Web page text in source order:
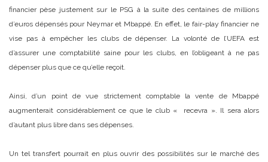
financier pèse justement sur le PSG à la suite des centaines de millions
d’euros dépensés pour Neymar et Mbappé. En effet, le fair-play financier ne
vise pas à empêcher les clubs de dépenser. La volonté de l’UEFA est
d’assurer une comptabilité saine pour les clubs, en l’obligeant à ne pas
dépenser plus que ce qu’elle reçoit.
Ainsi, d’un point de vue strictement comptable la vente de Mbappé
augmenterait considérablement ce que le club « recevra ». Il sera alors
d’autant plus libre dans ses dépenses.
Un tel transfert pourrait en plus ouvrir des possibilités sur le marché des